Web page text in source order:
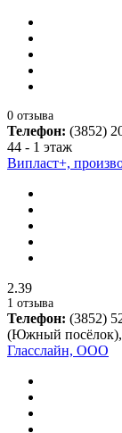
0 отзыва
Телефон: (3852)
44 - 1 этаж
Випласт+,
2.39
1 отзыва
Телефон: (3852)
(Южный посёлок),
Гласслайн, ООО